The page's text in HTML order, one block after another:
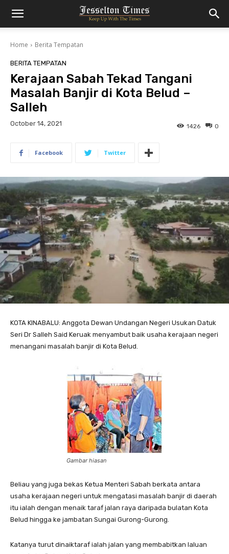
Home Berita Tempatan
BERITA TEMPATAN
Kerajaan Sabah Tekad Tangani
Masalah Banjir di Kota Belud –
Salleh
October 14, 2021 0
1426
Facebook Twitter
KOTA KINABALU: Anggota Dewan Undangan Negeri Usukan Datuk
Seri Dr Salleh Said Keruak menyambut baik usaha kerajaan negeri
menangani masalah banjir di Kota Belud.
Gambar hiasan
Beliau yang juga bekas Ketua Menteri Sabah berkata antara
usaha kerajaan negeri untuk mengatasi masalah banjir di daerah
itu ialah dengan menaik taraf jalan raya daripada bulatan Kota
Belud hingga ke jambatan Sungai Gurong-Gurong.
Katanya turut dinaiktaraf ialah jalan yang membabitkan laluan